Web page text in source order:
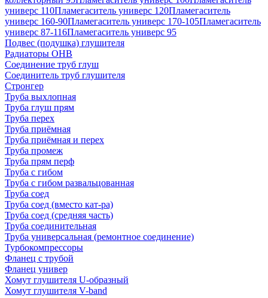
универс 110Пламегаситель универс 120Пламегаситель
универс 160-90Пламегаситель универс 170-105Пламегаситель
универс 87-116Пламегаситель универс 95
Подвес (подушка) глушителя
Радиаторы ОНВ
Соединение труб глуш
Соединитель труб глушителя
Стронгер
Труба выхлопная
Труба глуш прям
Труба перех
Труба приёмная
Труба приёмная и перех
Труба промеж
Труба прям перф
Труба с гибом
Труба с гибом развальцованная
Труба соед
Труба соед (вместо кат-ра)
Труба соед (средняя часть)
Труба соединительная
Труба универсальная (ремонтное соединение)
Турбокомпрессоры
Фланец с трубой
Фланец универ
Хомут глушителя U-образный
Хомут глушителя V-band